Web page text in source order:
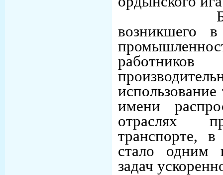
Б)
возникшего
имени
отраслях
транспорте,
стало одним
задач